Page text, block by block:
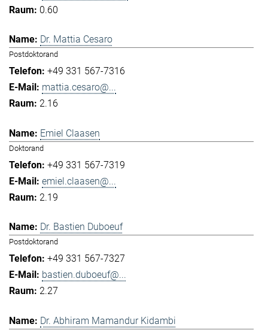
0.60
Dr. Mattia Cesaro
Postdoktorand
+49 331 567-7316
mattia.cesaro@...
2.16
Emiel Claasen
Doktorand
+49 331 567-7319
emiel.claasen@...
2.19
Dr. Bastien Duboeuf
Postdoktorand
+49 331 567-7327
bastien.duboeuf@...
2.27
Dr. Abhiram Mamandur Kidambi